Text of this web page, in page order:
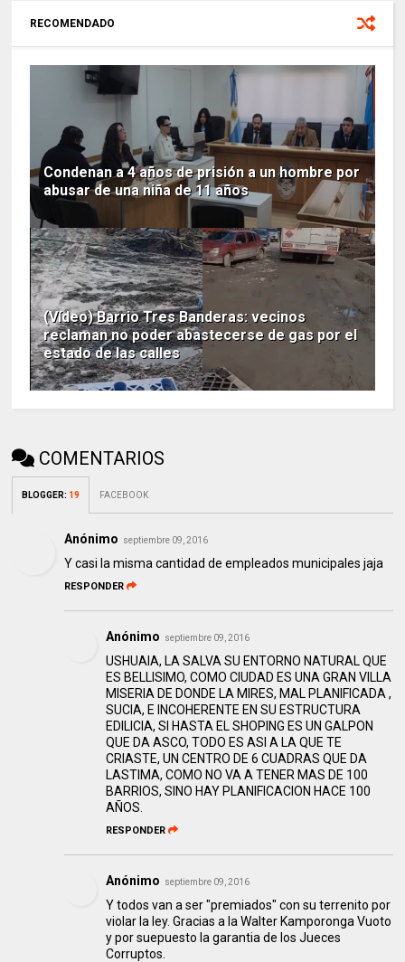
RECOMENDADO
Condenan a 4 años de prisión a un hombre por
abusar de una niña de 11 años
(Vídeo) Barrio Tres Banderas: vecinos
reclaman no poder abastecerse de gas por el
estado de las calles
COMENTARIOS
BLOGGER: 19 FACEBOOK
Anónimo septiembre 09, 2016
Y casi la misma cantidad de empleados municipales jaja
RESPONDER
Anónimo septiembre 09, 2016
USHUAIA, LA SALVA SU ENTORNO NATURAL QUE
ES BELLISIMO, COMO CIUDAD ES UNA GRAN VILLA
MISERIA DE DONDE LA MIRES, MAL PLANIFICADA ,
SUCIA, E INCOHERENTE EN SU ESTRUCTURA
EDILICIA, SI HASTA EL SHOPING ES UN GALPON
QUE DA ASCO, TODO ES ASI A LA QUE TE
CRIASTE, UN CENTRO DE 6 CUADRAS QUE DA
LASTIMA, COMO NO VA A TENER MAS DE 100
BARRIOS, SINO HAY PLANIFICACION HACE 100
AÑOS.
RESPONDER
Anónimo septiembre 09, 2016
Y todos van a ser "premiados" con su terrenito por
violar la ley. Gracias a la Walter Kamporonga Vuoto
y por suepuesto la garantia de los Jueces
Corruptos.